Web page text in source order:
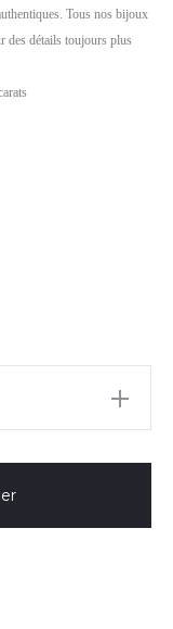
Tous nos bijoux
des détails toujours plus